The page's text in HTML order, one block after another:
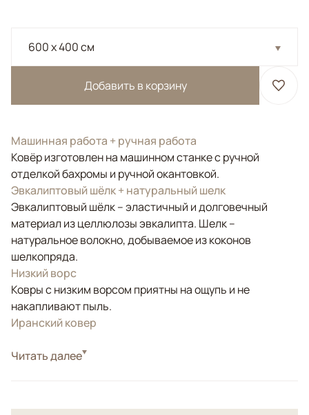
600 x 400 см
Добавить в корзину
Машинная работа + ручная работа
Ковёр изготовлен на машинном станке с ручной
отделкой бахромы и ручной окантовкой.
Эвкалиптовый шёлк + натуральный шелк
Эвкалиптовый шёлк – эластичный и долговечный
материал из целлюлозы эвкалипта. Шелк –
натуральное волокно, добываемое из коконов
шелкопряда.
Низкий ворс
Ковры с низким ворсом приятны на ощупь и не
накапливают пыль.
Иранский ковер
СтильКлассические
УзорыРастительный
Читать далее